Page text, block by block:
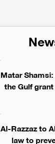
Matar
the Gulf
Al-Razzaz to
law to